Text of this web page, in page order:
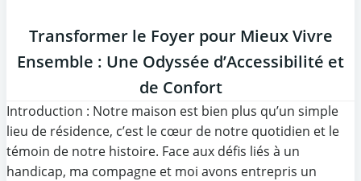
Transformer le Foyer pour Mieux Vivre
Ensemble : Une Odyssée d’Accessibilité et
de Confort
Introduction : Notre maison est bien plus qu’un simple
lieu de résidence, c’est le cœur de notre quotidien et le
témoin de notre histoire. Face aux défis liés à un
handicap, ma compagne et moi avons entrepris un